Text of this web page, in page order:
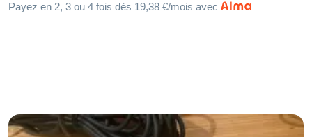
Payez en 2, 3 ou 4 fois dès 19,38 €/mois avec